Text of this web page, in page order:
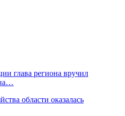
глава региона вручил
области оказалась